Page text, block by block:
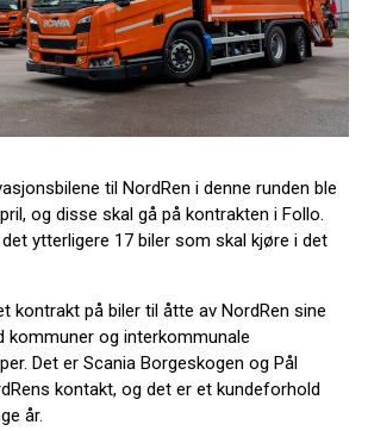
til NordRen i denne runden ble
og disse skal gå på kontrakten i Follo.
ytterligere 17 biler som skal kjøre i det
kontrakt på biler til åtte av NordRen sine
kommuner og interkommunale
Det er Scania Borgeskogen og Pål
kontakt, og det er et kundeforhold
år.